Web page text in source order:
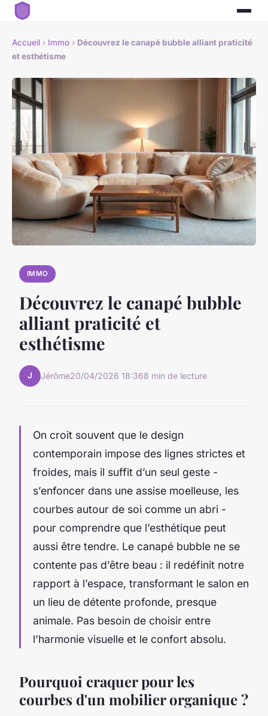
Accueil › Immo › Découvrez le canapé bubble alliant praticité
et esthétisme
IMMO
Découvrez le canapé bubble
alliant praticité et
esthétisme
J Jérôme20/04/2026 18:368 min de lecture
On croit souvent que le design
contemporain impose des lignes strictes et
froides, mais il suffit d’un seul geste -
s’enfoncer dans une assise moelleuse, les
courbes autour de soi comme un abri -
pour comprendre que l’esthétique peut
aussi être tendre. Le canapé bubble ne se
contente pas d’être beau : il redéfinit notre
rapport à l’espace, transformant le salon en
un lieu de détente profonde, presque
animale. Pas besoin de choisir entre
l’harmonie visuelle et le confort absolu.
Pourquoi craquer pour les
courbes d'un mobilier organique ?